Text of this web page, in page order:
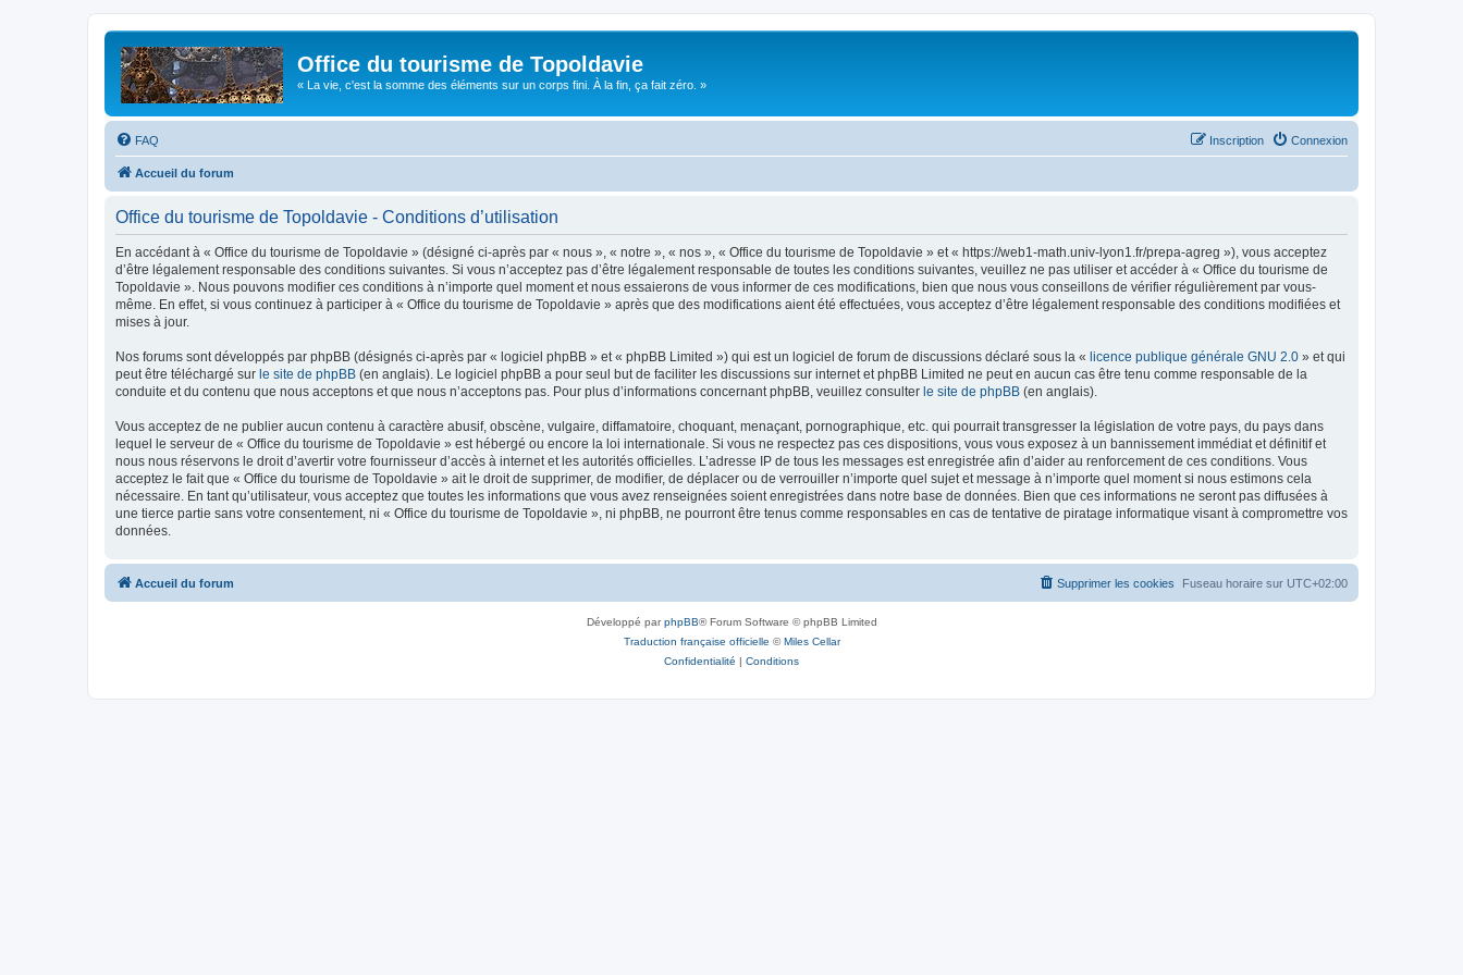
Office du tourisme de Topoldavie
« La vie, c'est la somme des éléments sur un corps fini. À la fin, ça fait zéro. »
FAQ Connexion
Inscription
Accueil du forum
Office du tourisme de Topoldavie - Conditions d’utilisation
En accédant à « Office du tourisme de Topoldavie » (désigné ci-après par « nous », « notre », « nos », « Office du tourisme de Topoldavie » et « https://web1-math.univ-lyon1.fr/prepa-agreg »), vous acceptez
d’être légalement responsable des conditions suivantes. Si vous n’acceptez pas d’être légalement responsable de toutes les conditions suivantes, veuillez ne pas utiliser et accéder à « Office du tourisme de
Topoldavie ». Nous pouvons modifier ces conditions à n’importe quel moment et nous essaierons de vous informer de ces modifications, bien que nous vous conseillons de vérifier régulièrement par vous-
même. En effet, si vous continuez à participer à « Office du tourisme de Topoldavie » après que des modifications aient été effectuées, vous acceptez d’être légalement responsable des conditions modifiées et
mises à jour.
Nos forums sont développés par phpBB (désignés ci-après par « logiciel phpBB » et « phpBB Limited ») qui est un logiciel de forum de discussions déclaré sous la « licence publique générale GNU 2.0 » et qui
peut être téléchargé sur le site de phpBB (en anglais). Le logiciel phpBB a pour seul but de faciliter les discussions sur internet et phpBB Limited ne peut en aucun cas être tenu comme responsable de la
conduite et du contenu que nous acceptons et que nous n’acceptons pas. Pour plus d’informations concernant phpBB, veuillez consulter le site de phpBB (en anglais).
Vous acceptez de ne publier aucun contenu à caractère abusif, obscène, vulgaire, diffamatoire, choquant, menaçant, pornographique, etc. qui pourrait transgresser la législation de votre pays, du pays dans
lequel le serveur de « Office du tourisme de Topoldavie » est hébergé ou encore la loi internationale. Si vous ne respectez pas ces dispositions, vous vous exposez à un bannissement immédiat et définitif et
nous nous réservons le droit d’avertir votre fournisseur d’accès à internet et les autorités officielles. L’adresse IP de tous les messages est enregistrée afin d’aider au renforcement de ces conditions. Vous
acceptez le fait que « Office du tourisme de Topoldavie » ait le droit de supprimer, de modifier, de déplacer ou de verrouiller n’importe quel sujet et message à n’importe quel moment si nous estimons cela
nécessaire. En tant qu’utilisateur, vous acceptez que toutes les informations que vous avez renseignées soient enregistrées dans notre base de données. Bien que ces informations ne seront pas diffusées à
une tierce partie sans votre consentement, ni « Office du tourisme de Topoldavie », ni phpBB, ne pourront être tenus comme responsables en cas de tentative de piratage informatique visant à compromettre vos
données.
Accueil du forum Fuseau horaire sur UTC+02:00
Supprimer les cookies
Développé parphpBB® Forum Software © phpBB Limited
Traduction française officielle ©Miles Cellar
Confidentialité | Conditions